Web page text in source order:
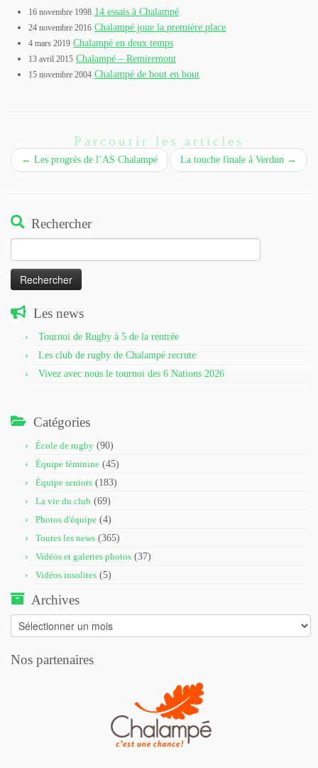
16 novembre 1998 14 essais à Chalampé
24 novembre 2016 Chalampé joue la première place
4 mars 2019 Chalampé en deux temps
13 avril 2015 Chalampé – Remiremont
15 novembre 2004 Chalampé de bout en bout
Parcourir les articles
← Les progrès de l’AS Chalampé La touche finale à Verdun →
Rechercher
Les news
Tournoi de Rugby à 5 de la rentrée
Les club de rugby de Chalampé recrute
Vivez avec nous le tournoi des 6 Nations 2026
Catégories
École de rugby (90)
Équipe féminine (45)
Équipe seniors (183)
La vie du club (69)
Photos d'équipe (4)
Toutes les news (365)
Vidéos et galeries photos (37)
Vidéos insolites (5)
Archives
Archives
Nos partenaires